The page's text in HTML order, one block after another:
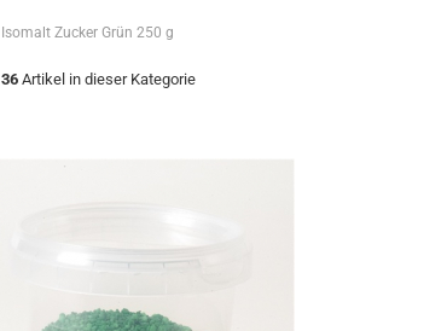
Isomalt Zucker Grün 250 g
36 Artikel in dieser Kategorie